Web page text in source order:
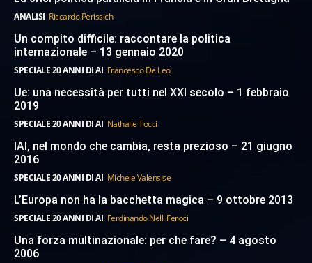
ANALISI Riccardo Perissich
Un compito difficile: raccontare la politica
internazionale – 13 gennaio 2020
SPECIALE 20 ANNI DI AI Francesco De Leo
Ue: una necessità per tutti nel XXI secolo – 1 febbraio
2019
SPECIALE 20 ANNI DI AI Nathalie Tocci
IAI, nel mondo che cambia, resta prezioso – 21 giugno
2016
SPECIALE 20 ANNI DI AI Michele Valensise
L’Europa non ha la bacchetta magica – 9 ottobre 2013
SPECIALE 20 ANNI DI AI Ferdinando Nelli Feroci
Una forza multinazionale: per che fare? – 4 agosto
2006